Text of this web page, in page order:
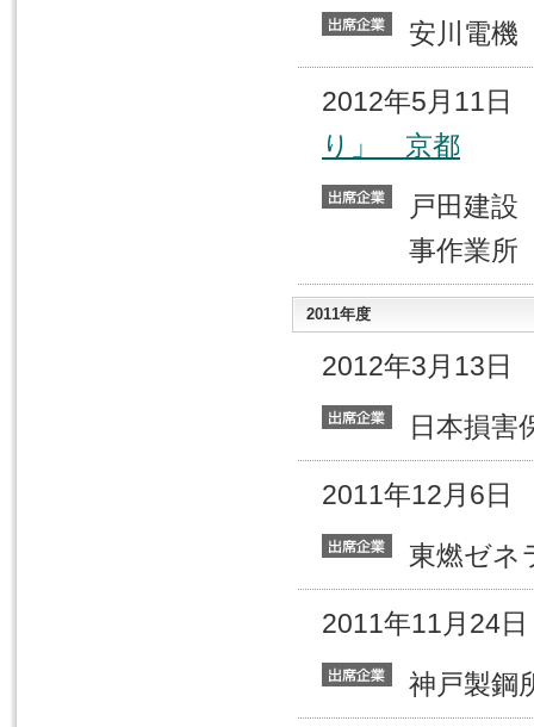
安川電
2012年5月11
り」 京都
戸田建
事作業所
2011年度
2012年3月13
日本損
2011年12月6
東燃ゼ
2011年11月
神戸製